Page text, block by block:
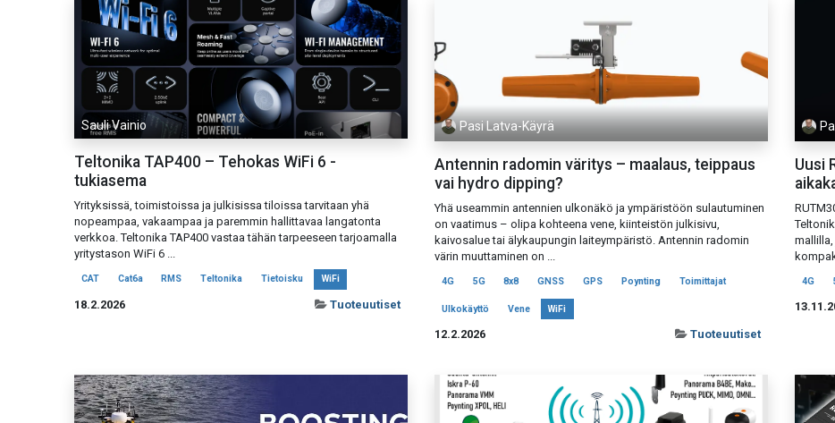
Sauli Vainio
Teltonika TAP400 – Tehokas WiFi 6 -
tukiasema
Yrityksissä, toimistoissa ja julkisissa tiloissa tarvitaan yhä
nopeampaa, vakaampaa ja paremmin hallittavaa langatonta
verkkoa. Teltonika TAP400 vastaa tähän tarpeeseen tarjoamalla
yritystason WiFi 6 ...
CAT Cat6a RMS Teltonika Tietoisku WiFi
18.2.2026 Tuoteuutiset
Pasi Latva-Käyrä
Antennin radomin väritys – maalaus, teippaus
vai hydro dipping?
Yhä useammin antennien ulkonäkö ja ympäristöön sulautuminen
on vaatimus – olipa kohteena vene, kiinteistön julkisivu,
kaivosalue tai älykaupungin laiteympäristö. Antennin radomin
värin muuttaminen on ...
4G 5G 8x8 GNSS GPS Poynting Toimittajat
Ulkokäyttö Vene WiFi
12.2.2026 Tuoteuutiset
Uusi
4G